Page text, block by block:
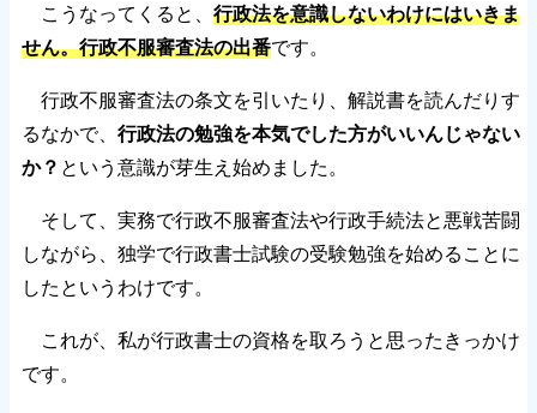
こうなってくると、 行政法を意識しないわけにはいきま
せん。行政不服審査法の出番です。
行政不服審査法の条文を引いたり、解説書を読んだりす
るなかで、 行政法の勉強を本気でした方がいいんじゃない
か？ という意識が芽生え始めました。
そして、実務で行政不服審査法や行政手続法と悪戦苦闘
しながら、独学で行政書士試験の受験勉強を始めることに
したというわけです。
これが、私が行政書士の資格を取ろうと思ったきっかけ
です。